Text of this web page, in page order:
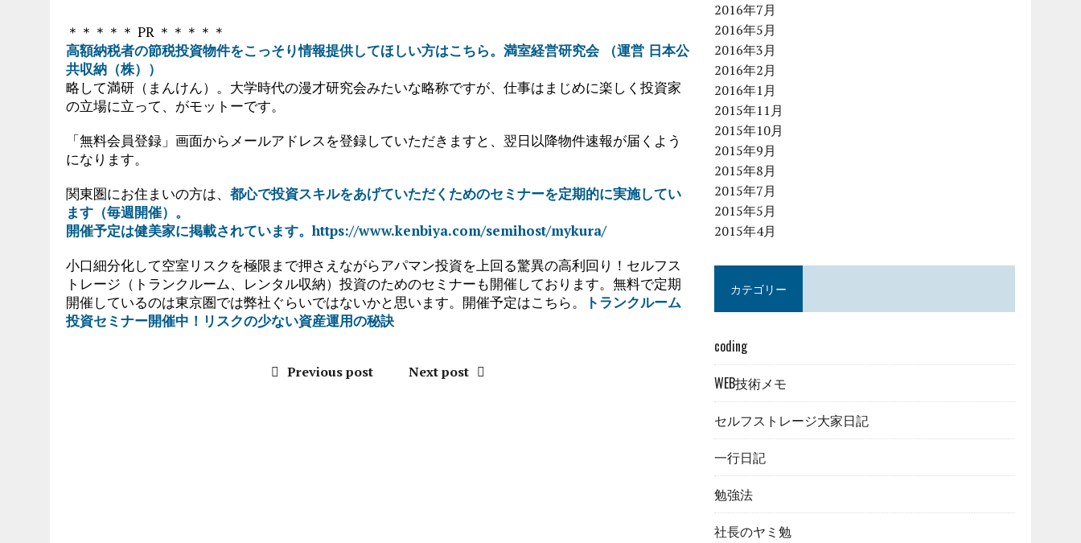
＊＊＊＊＊ PR ＊＊＊＊＊
高額納税者の節税投資物件をこっそり情報提供してほしい方はこちら。満室経営研究会 （運営 日本公
共収納（株））
略して満研（まんけん）。大学時代の漫才研究会みたいな略称ですが、仕事はまじめに楽しく投資家
の立場に立って、がモットーです。
「無料会員登録」画面からメールアドレスを登録していただきますと、翌日以降物件速報が届くよう
になります。
関東圏にお住まいの方は、 都心で投資スキルをあげていただくためのセミナーを定期的に実施してい
ます（毎週開催）。
開催予定は健美家に掲載されています。https://www.kenbiya.com/semihost/mykura/
小口細分化して空室リスクを極限まで押さえながらアパマン投資を上回る驚異の高利回り！セルフス
トレージ（トランクルーム、レンタル収納）投資のためのセミナーも開催しております。無料で定期
開催しているのは東京圏では弊社ぐらいではないかと思います。開催予定はこちら。
トランクルーム
投資セミナー開催中！リスクの少ない資産運用の秘訣
Previous post Next post
2016年7月
2016年5月
2016年3月
2016年2月
2016年1月
2015年11月
2015年10月
2015年9月
2015年8月
2015年7月
2015年5月
2015年4月
カテゴリー
coding
WEB技術メモ
セルフストレージ大家日記
一行日記
勉強法
社長のヤミ勉